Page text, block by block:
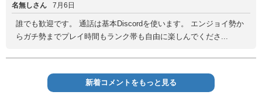
名無しさん 7月6日
誰でも歓迎です。 通話は基本Discordを使います。 エンジョイ勢か
らガチ勢までプレイ時間もランク帯も自由に楽しんでくださ...
新着コメントをもっと見る